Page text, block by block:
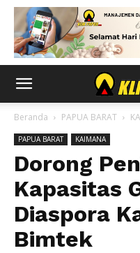
Beranda PAPUA BARAT
PAPUA BARAT KAIMANA
Dorong
Kapasitas
Diaspora
Bimtek